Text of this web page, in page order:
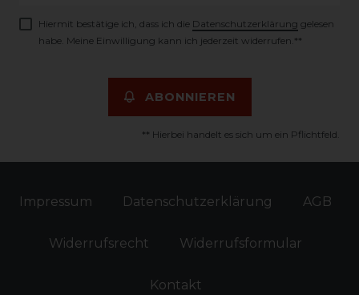
Hiermit bestätige ich, dass ich die Daten­schutz­erklärung gelesen
habe. Meine Einwilligung kann ich jederzeit widerrufen.**
ABONNIEREN
** Hierbei handelt es sich um ein Pflichtfeld.
Impressum Daten­schutz­erklärung AGB
Widerrufs­recht Widerrufs­formular
Kontakt